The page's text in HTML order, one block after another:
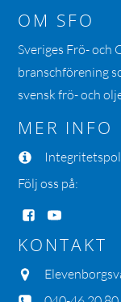
OM SFO
Sveriges Frö- och
branschförening
svensk frö- och
MER INFO
Följ oss på:
KONTAKT